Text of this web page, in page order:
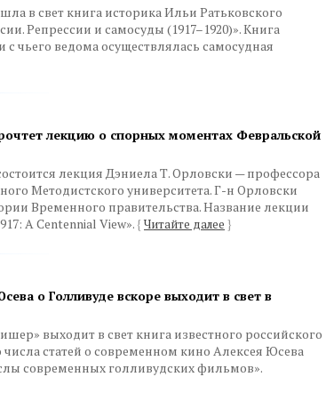
в свет книга историка Ильи Ратьковского
Репрессии и самосуды (1917–1920)». Книга
с чьего ведома осуществлялась самосудная
лекцию о спорных моментах Февральской
лекция Дэниела Т. Орловски — профессора
Методистского университета. Г-н Орловски
Временного правительства. Название лекции
A Centennial View». { Читайте далее }
о Голливуде вскоре выходит в свет в
выходит в свет книга известного российского
статей о современном кино Алексея Юсева
современных голливудских фильмов».